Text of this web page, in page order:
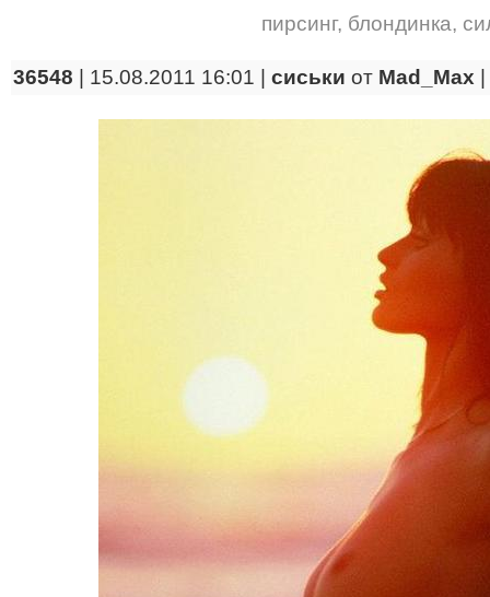
пирсинг, блондинка,
36548 | 15.08.2011 16:01 | сиськи от Mad_Max